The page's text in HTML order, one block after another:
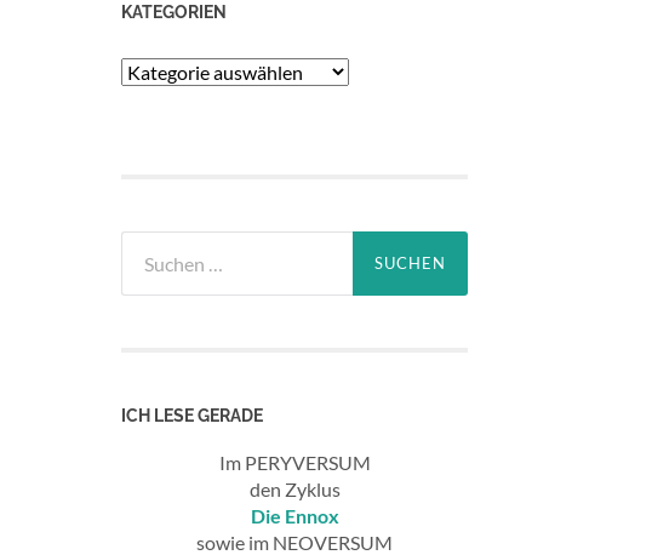
KATEGORIEN
Kategorien
nach:
ICH LESE GERADE
Im PERYVERSUM
den Zyklus
Die Ennox
sowie im NEOVERSUM